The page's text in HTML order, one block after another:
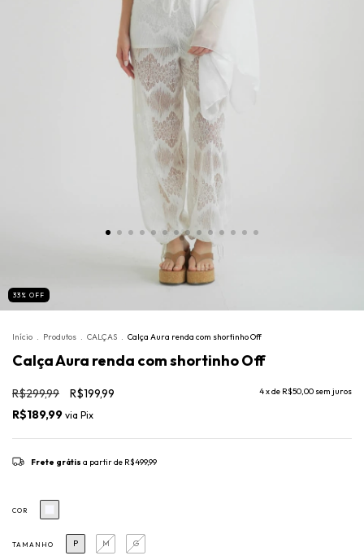
33 % OFF
Início . Produtos . CALÇAS . Calça Aura renda com shortinho Off
Calça Aura renda com shortinho Off
R$299,99 R$199,99 4x de R$50,00 sem juros
R$189,99 via Pix
Frete grátis a partir de R$499,99
COR
TAMANHO P M G